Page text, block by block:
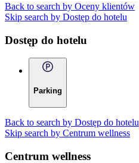
Back to search by Oceny klientów
Skip search by Dostęp do hotelu
Dostęp do hotelu
Parking
Back to search by Dostęp do hotelu
Skip search by Centrum wellness
Centrum wellness